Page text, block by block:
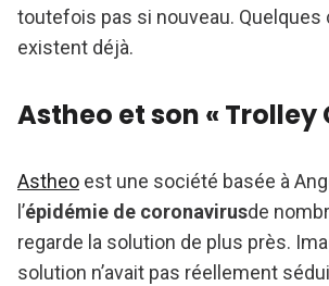
toutefois pas si nouveau. Quelques
existent déjà.
Astheo et son « Trolley
Astheo est une société basée à
l’épidémie de coronavirusde
regarde la solution de plus près.
solution n’avait pas réellement